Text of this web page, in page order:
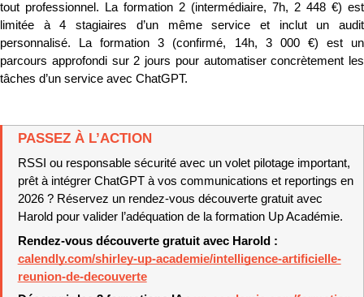
tout professionnel. La formation 2 (intermédiaire, 7h, 2 448 €) est
limitée à 4 stagiaires d’un même service et inclut un audit
personnalisé. La formation 3 (confirmé, 14h, 3 000 €) est un
parcours approfondi sur 2 jours pour automatiser concrètement les
tâches d’un service avec ChatGPT.
PASSEZ À L’ACTION
RSSI ou responsable sécurité avec un volet pilotage important,
prêt à intégrer ChatGPT à vos communications et reportings en
2026 ? Réservez un rendez-vous découverte gratuit avec
Harold pour valider l’adéquation de la formation Up Académie.
calendly.com/shirley-up-academie/intelligence-artificielle-
reunion-de-decouverte